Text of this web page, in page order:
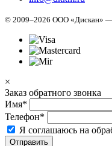
© 2009–2026 ООО «Дискан»
×
Заказ обратного звонка
Имя*
Телефон*
Я соглашаюсь на
Отправить